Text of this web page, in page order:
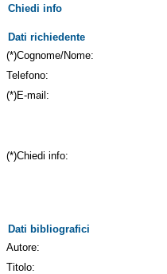
Chiedi info
Dati richiedente
(*)Cognome/Nome:
Telefono:
(*)E-mail:
(*)Chiedi info:
Dati bibliografici
Autore:
Titolo: